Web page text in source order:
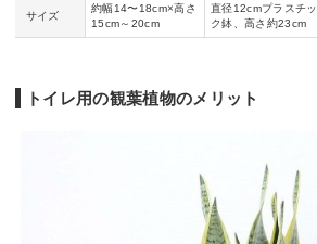
サイズ
約幅14〜18cm×高さ
15cm～20cm
直径12cmプラスチッ
ク鉢、高さ約23cm
トイレ用の観葉植物のメリット